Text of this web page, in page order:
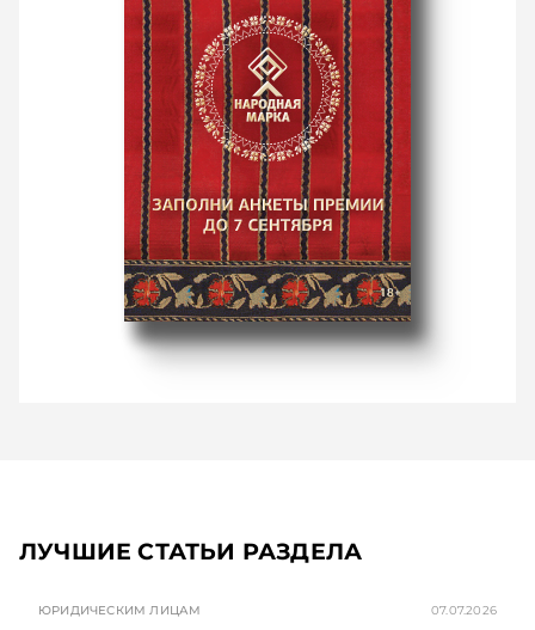
ЛУЧШИЕ СТАТЬИ РАЗДЕЛА
ЮРИДИЧЕСКИМ ЛИЦАМ 07.07.2026